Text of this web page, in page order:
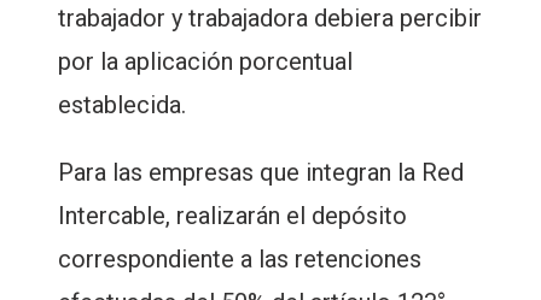
trabajador y trabajadora debiera percibir
por la aplicación porcentual
establecida.
Para las empresas que integran la Red
Intercable, realizarán el depósito
correspondiente a las retenciones